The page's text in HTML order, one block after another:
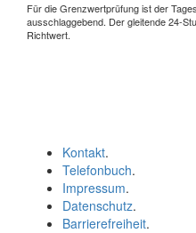
Für die Grenzwertprüfung ist der
ausschlaggebend. Der gleitende 24-
Richtwert.
Kontakt.
Telefonbuch.
Impressum.
Datenschutz.
Barrierefreiheit.